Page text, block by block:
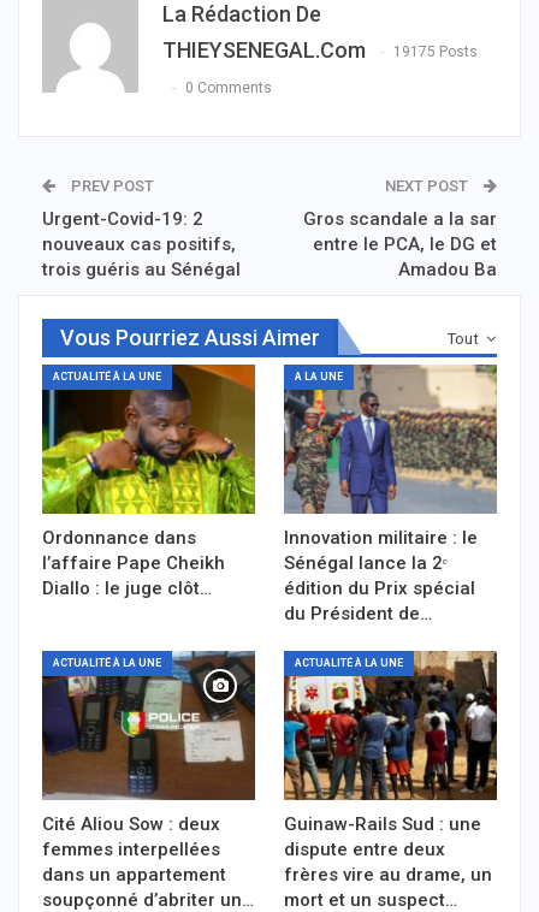
La Rédaction De
THIEYSENEGAL.com
19175 Posts
0 Comments
PREV POST
Urgent-Covid-19: 2
nouveaux cas positifs,
trois guéris au Sénégal
NEXT POST
Gros scandale a la sar
entre le PCA, le DG et
Amadou Ba
Tout
Vous Pourriez Aussi Aimer
ACTUALITÉ À LA UNE
Ordonnance dans
l’affaire Pape Cheikh
Diallo : le juge clôt…
A LA UNE
Innovation militaire : le
Sénégal lance la 2ᵉ
édition du Prix spécial
du Président de…
ACTUALITÉ À LA UNE
Cité Aliou Sow : deux
femmes interpellées
dans un appartement
soupçonné d’abriter un…
ACTUALITÉ À LA UNE
Guinaw-Rails Sud : une
dispute entre deux
frères vire au drame, un
mort et un suspect…